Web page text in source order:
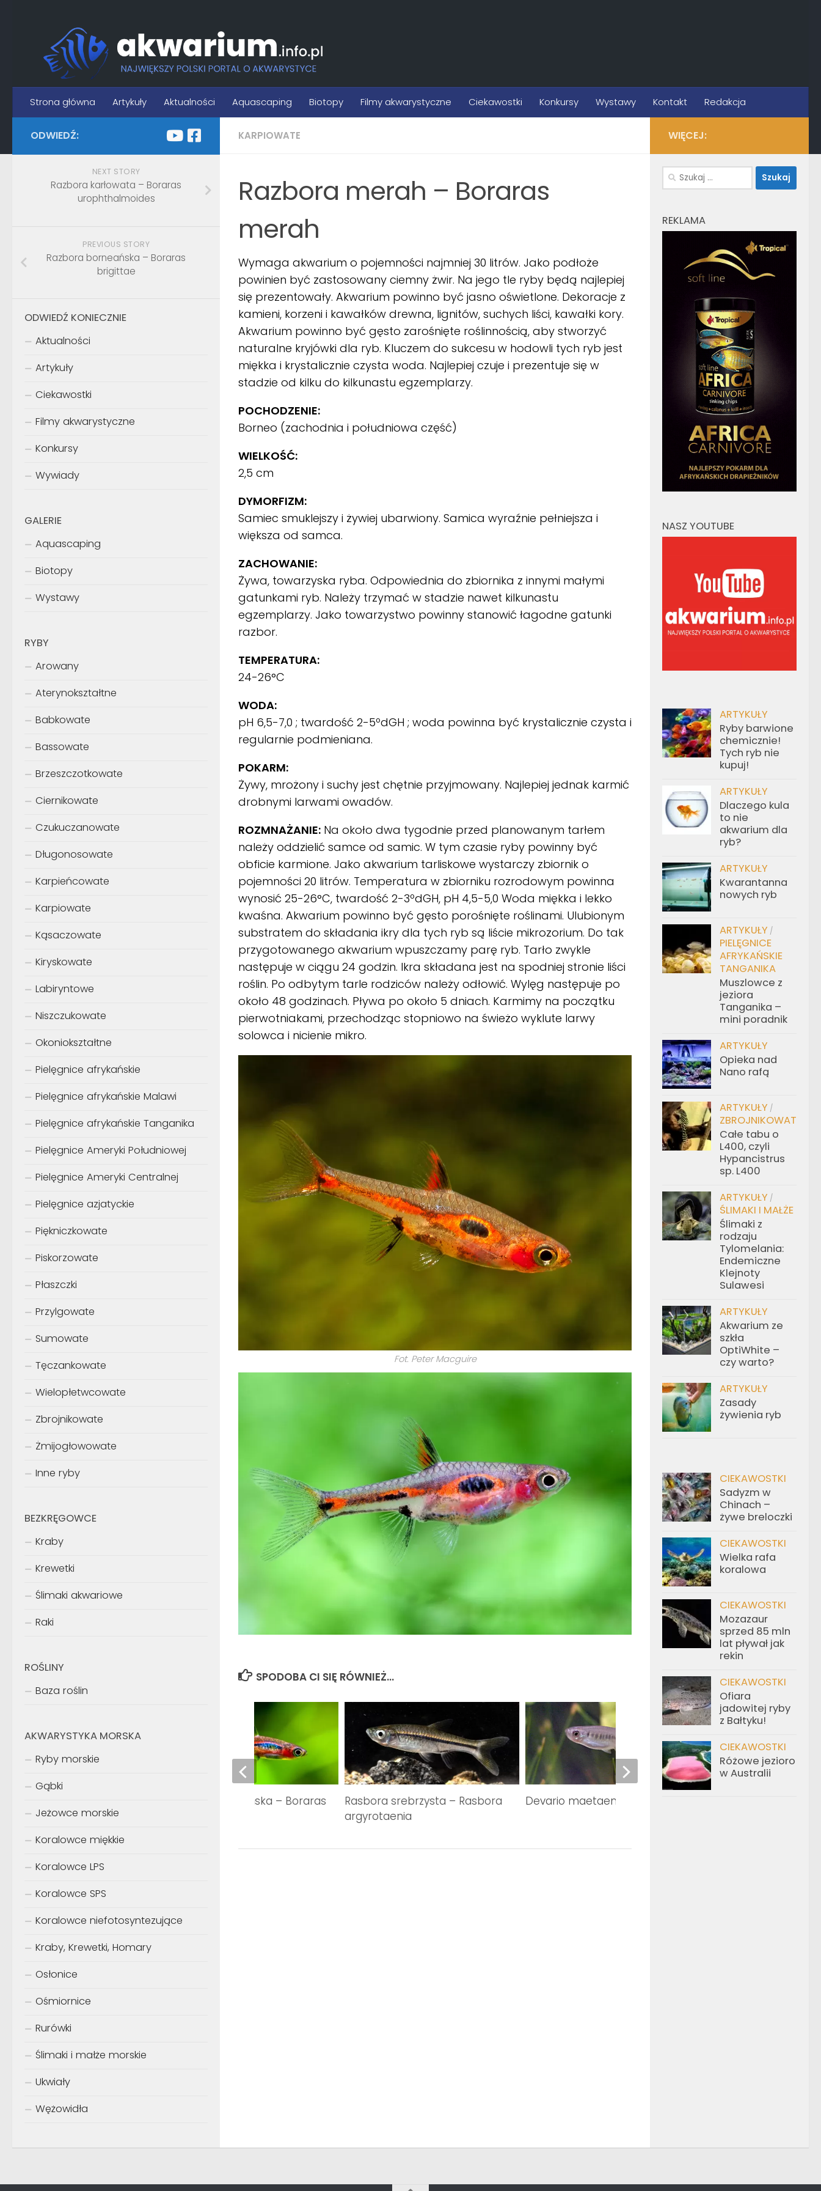
Strona główna Artykuły Aktualności Aquascaping Biotopy Filmy akwarystyczne Ciekawostki Konkursy Wystawy Kontakt Redakcja
KARPIOWATE
Razbora merah – Boraras
merah
Wymaga akwarium o pojemności najmniej 30 litrów. Jako podłoże
powinien być zastosowany ciemny żwir. Na jego tle ryby będą najlepiej
się prezentowały. Akwarium powinno być jasno oświetlone. Dekoracje z
kamieni, korzeni i kawałków drewna, lignitów, suchych liści, kawałki kory.
Akwarium powinno być gęsto zarośnięte roślinnością, aby stworzyć
naturalne kryjówki dla ryb. Kluczem do sukcesu w hodowli tych ryb jest
miękka i krystalicznie czysta woda. Najlepiej czuje i prezentuje się w
stadzie od kilku do kilkunastu egzemplarzy.
POCHODZENIE:
Borneo (zachodnia i południowa część)
WIELKOŚĆ:
2,5 cm
DYMORFIZM:
Samiec smuklejszy i żywiej ubarwiony. Samica wyraźnie pełniejsza i
większa od samca.
ZACHOWANIE:
Żywa, towarzyska ryba. Odpowiednia do zbiornika z innymi małymi
gatunkami ryb. Należy trzymać w stadzie nawet kilkunastu
egzemplarzy. Jako towarzystwo powinny stanowić łagodne gatunki
razbor.
TEMPERATURA:
24-26°C
WODA:
pH 6,5-7,0 ; twardość 2-5ºdGH ; woda powinna być krystalicznie czysta i
regularnie podmieniana.
POKARM:
Żywy, mrożony i suchy jest chętnie przyjmowany. Najlepiej jednak karmić
drobnymi larwami owadów.
ROZMNAŻANIE: Na około dwa tygodnie przed planowanym tarłem
należy oddzielić samce od samic. W tym czasie ryby powinny być
obficie karmione. Jako akwarium tarliskowe wystarczy zbiornik o
pojemności 20 litrów. Temperatura w zbiorniku rozrodowym powinna
wynosić 25-26°C, twardość 2-3ºdGH, pH 4,5-5,0 Woda miękka i lekko
kwaśna. Akwarium powinno być gęsto porośnięte roślinami. Ulubionym
substratem do składania ikry dla tych ryb są liście mikrozorium. Do tak
przygotowanego akwarium wpuszczamy parę ryb. Tarło zwykle
następuje w ciągu 24 godzin. Ikra składana jest na spodniej stronie liści
roślin. Po odbytym tarle rodziców należy odłowić. Wylęg następuje po
około 48 godzinach. Pływa po około 5 dniach. Karmimy na początku
pierwotniakami, przechodząc stopniowo na świeżo wyklute larwy
solowca i nicienie mikro.
Fot. Peter Macguire
SPODOBA CI SIĘ RÓWNIEŻ...
Rasbora srebrzysta – Rasbora
argyrotaenia
Devario maetaengensis
Razbora borneańska – Boraras
ODWIEDŹ:
NEXT STORY
Razbora karłowata – Boraras
urophthalmoides
PREVIOUS STORY
Razbora borneańska – Boraras
brigittae
ODWIEDŹ KONIECZNIE
Aktualności
Artykuły
Ciekawostki
Filmy akwarystyczne
Konkursy
Wywiady
GALERIE
Aquascaping
Biotopy
Wystawy
RYBY
Arowany
Aterynokształtne
Babkowate
Bassowate
Brzeszczotkowate
Ciernikowate
Czukuczanowate
Długonosowate
Karpieńcowate
Karpiowate
Kąsaczowate
Kiryskowate
Labiryntowe
Niszczukowate
Okoniokształtne
Pielęgnice afrykańskie
Pielęgnice afrykańskie Malawi
Pielęgnice afrykańskie Tanganika
Pielęgnice Ameryki Południowej
Pielęgnice Ameryki Centralnej
Pielęgnice azjatyckie
Piękniczkowate
Piskorzowate
Płaszczki
Przylgowate
Sumowate
Tęczankowate
Wielopłetwcowate
Zbrojnikowate
Żmijogłowowate
Inne ryby
BEZKRĘGOWCE
Kraby
Krewetki
Ślimaki akwariowe
Raki
ROŚLINY
Baza roślin
AKWARYSTYKA MORSKA
Ryby morskie
Gąbki
Jeżowce morskie
Koralowce miękkie
Koralowce LPS
Koralowce SPS
Koralowce niefotosyntezujące
Kraby, Krewetki, Homary
Osłonice
Ośmiornice
Rurówki
Ślimaki i małże morskie
Ukwiały
Wężowidła
WIĘCEJ:
Szukaj:
REKLAMA
NASZ YOUTUBE
ARTYKUŁY
Ryby barwione
chemicznie!
Tych ryb nie
kupuj!
ARTYKUŁY
Dlaczego kula
to nie
akwarium dla
ryb?
ARTYKUŁY
Kwarantanna
nowych ryb
ARTYKUŁY /
PIELĘGNICE
AFRYKAŃSKIE
TANGANIKA
Muszlowce z
jeziora
Tanganika –
mini poradnik
ARTYKUŁY
Opieka nad
Nano rafą
ARTYKUŁY /
ZBROJNIKOWATE
Całe tabu o
L400, czyli
Hypancistrus
sp. L400
ARTYKUŁY /
ŚLIMAKI I MAŁŻE
Ślimaki z
rodzaju
Tylomelania:
Endemiczne
Klejnoty
Sulawesi
ARTYKUŁY
Akwarium ze
szkła
OptiWhite –
czy warto?
ARTYKUŁY
Zasady
żywienia ryb
CIEKAWOSTKI
Sadyzm w
Chinach –
żywe breloczki
CIEKAWOSTKI
Wielka rafa
koralowa
CIEKAWOSTKI
Mozazaur
sprzed 85 mln
lat pływał jak
rekin
CIEKAWOSTKI
Ofiara
jadowitej ryby
z Bałtyku!
CIEKAWOSTKI
Różowe jezioro
w Australii